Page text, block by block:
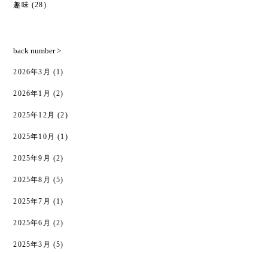
趣味 (28)
back number >
2026年3月 (1)
2026年1月 (2)
2025年12月 (2)
2025年10月 (1)
2025年9月 (2)
2025年8月 (5)
2025年7月 (1)
2025年6月 (2)
2025年3月 (5)